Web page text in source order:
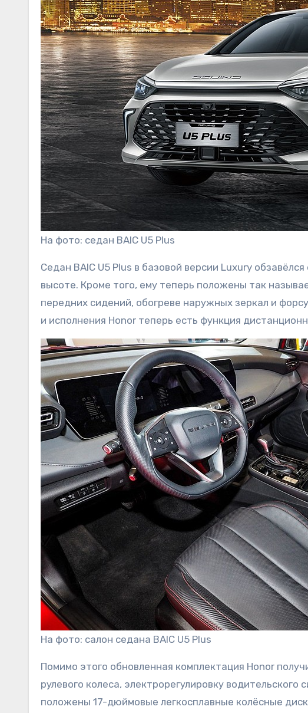
На фото: седан BAIC U5 Plus
Седан BAIC U5 Plus в базовой версии Luxury
высоте. Кроме того, ему теперь положены так
передних сидений, обогреве наружных зеркал и
и исполнения Honor теперь есть функция
На фото: салон седана BAIC U5 Plus
Помимо этого обновленная комплектация Honor
рулевого колеса, электрорегулировку
положены 17-дюймовые легкосплавные колёсные